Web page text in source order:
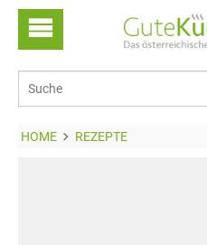
HOME REZEPTE